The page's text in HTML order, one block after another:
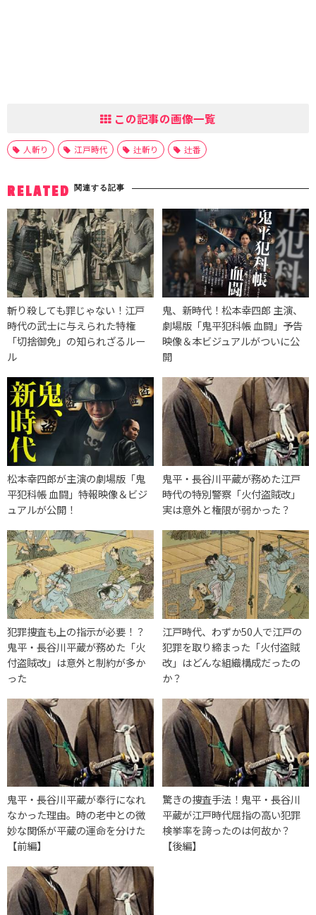
この記事の画像一覧
人斬り 江戸時代 辻斬り 辻番
RELATED 関連する記事
斬り殺しても罪じゃない！江戸
時代の武士に与えられた特権
「切捨御免」の知られざるルー
ル
鬼、新時代！松本幸四郎 主演、
劇場版「鬼平犯科帳 血闘」予告
映像＆本ビジュアルがついに公
開
松本幸四郎が主演の劇場版「鬼
平犯科帳 血闘」特報映像＆ビジ
ュアルが公開！
鬼平・長谷川平蔵が務めた江戸
時代の特別警察「火付盗賊改」
実は意外と権限が弱かった？
犯罪捜査も上の指示が必要！？
鬼平・長谷川平蔵が務めた「火
付盗賊改」は意外と制約が多か
った
江戸時代、わずか50人で江戸の
犯罪を取り締まった「火付盗賊
改」はどんな組織構成だったの
か？
鬼平・長谷川平蔵が奉行になれ
なかった理由。時の老中との微
妙な関係が平蔵の運命を分けた
【前編】
驚きの捜査手法！鬼平・長谷川
平蔵が江戸時代屈指の高い犯罪
検挙率を誇ったのは何故か？
【後編】